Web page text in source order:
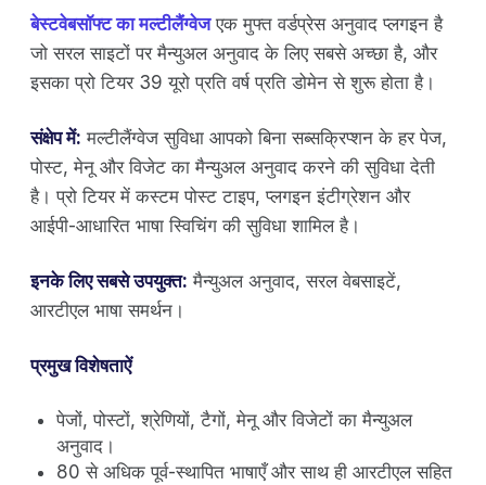
बेस्टवेबसॉफ्ट का मल्टीलैंग्वेजएक मुफ्त वर्डप्रेस अनुवाद प्लगइन है
जो सरल साइटों पर मैन्युअल अनुवाद के लिए सबसे अच्छा है, और
इसका प्रो टियर 39 यूरो प्रति वर्ष प्रति डोमेन से शुरू होता है।
संक्षेप में: मल्टीलैंग्वेज सुविधा आपको बिना सब्सक्रिप्शन के हर पेज,
पोस्ट, मेनू और विजेट का मैन्युअल अनुवाद करने की सुविधा देती
है। प्रो टियर में कस्टम पोस्ट टाइप, प्लगइन इंटीग्रेशन और
आईपी-आधारित भाषा स्विचिंग की सुविधा शामिल है।
इनके लिए सबसे उपयुक्त: मैन्युअल अनुवाद, सरल वेबसाइटें,
आरटीएल भाषा समर्थन।
प्रमुख विशेषताऐं
पेजों, पोस्टों, श्रेणियों, टैगों, मेनू और विजेटों का मैन्युअल
अनुवाद।
80 से अधिक पूर्व-स्थापित भाषाएँ और साथ ही आरटीएल सहित